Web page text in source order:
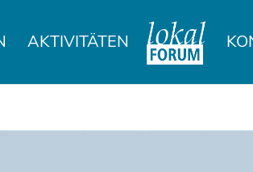
AKTIVITÄTEN